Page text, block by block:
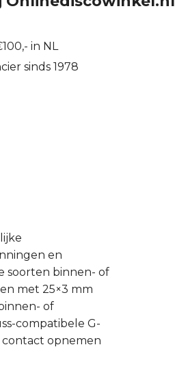
in NL
sinds 1978
en
soorten binnen- of
met 25×3 mm
of
compatibele G-
opnemen